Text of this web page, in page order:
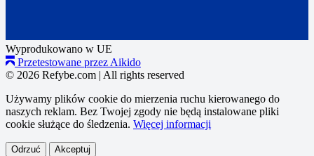
Wyprodukowano w UE
Przetestowane przez Aikido
© 2026 Refybe.com | All rights reserved
Używamy plików cookie do mierzenia ruchu kierowanego do
naszych reklam. Bez Twojej zgody nie będą instalowane pliki
cookie służące do śledzenia. Więcej informacji
Odrzuć Akceptuj